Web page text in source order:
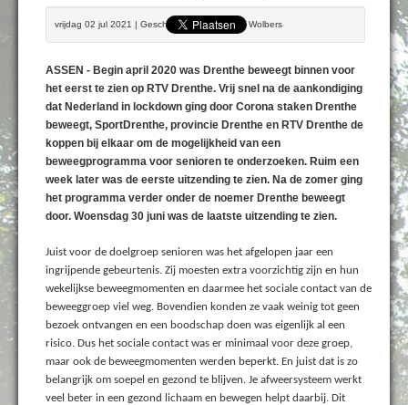
Fotoboek
Treffer van Quispel bezorgt FC Emmen droomstart
vrijdag 02 jul 2021 | Geschreven door Bennie Wolbers
ASSEN - Begin april 2020 was Drenthe beweegt binnen voor
het eerst te zien op RTV Drenthe. Vrij snel na de aankondiging
dat Nederland in lockdown ging door Corona staken Drenthe
beweegt, SportDrenthe, provincie Drenthe en RTV Drenthe de
koppen bij elkaar om de mogelijkheid van een
beweegprogramma voor senioren te onderzoeken. Ruim een
week later was de eerste uitzending te zien. Na de zomer ging
het programma verder onder de noemer Drenthe beweegt
door. Woensdag 30 juni was de laatste uitzending te zien.
Juist voor de doelgroep senioren was het afgelopen jaar een
ingrijpende gebeurtenis. Zij moesten extra voorzichtig zijn en hun
wekelijkse beweegmomenten en daarmee het sociale contact van de
beweeggroep viel weg. Bovendien konden ze vaak weinig tot geen
bezoek ontvangen en een boodschap doen was eigenlijk al een
risico. Dus het sociale contact was er minimaal voor deze groep,
maar ook de beweegmomenten werden beperkt. En juist dat is zo
belangrijk om soepel en gezond te blijven. Je afweersysteem werkt
veel beter in een gezond lichaam en bewegen helpt daarbij. Dit